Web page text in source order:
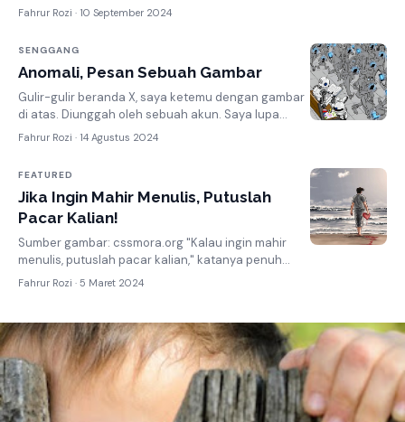
"Kandang Monyet...
Fahrur Rozi · 10 September 2024
SENGGANG
Anomali, Pesan Sebuah Gambar
Gulir-gulir beranda X, saya ketemu dengan gambar
di atas. Diunggah oleh sebuah akun. Saya lupa
namanya. Sebetulnya, banyak gamba...
Fahrur Rozi · 14 Agustus 2024
FEATURED
Jika Ingin Mahir Menulis, Putuslah
Pacar Kalian!
Sumber gambar: cssmora.org "Kalau ingin mahir
menulis, putuslah pacar kalian," katanya penuh
wibawa. Kami bertiga menyimak dengan ...
Fahrur Rozi · 5 Maret 2024